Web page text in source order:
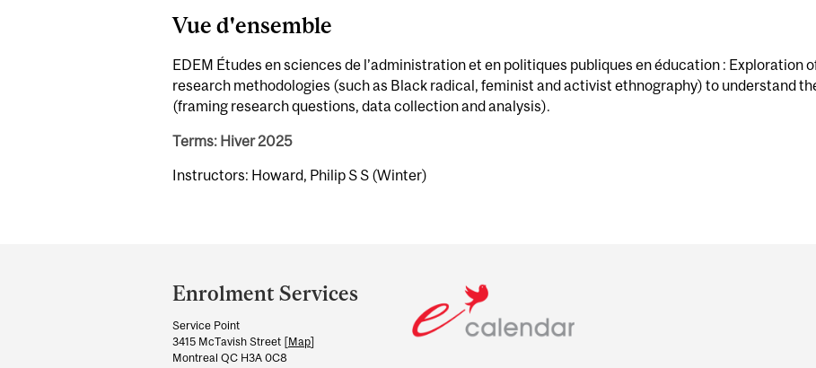
Vue d'ensemble
EDEM Études en sciences de l’administration et en politiques publiques en éducation :
research methodologies (such as Black radical, feminist and activist ethnography) to understand
(framing research questions, data collection and analysis).
Terms: Hiver 2025
Instructors: Howard, Philip S S (Winter)
and
University
Information
Enrolment Services
Service Point
3415 McTavish Street [Map]
Montreal QC H3A 0C8